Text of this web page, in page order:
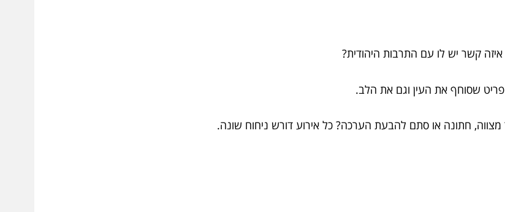
קשר יש לו עם התרבות היהודית?
שסוחף את העין וגם את הלב.
חתונה או סתם להבעת הערכה? כל אירוע דורש ניחוח שונה.